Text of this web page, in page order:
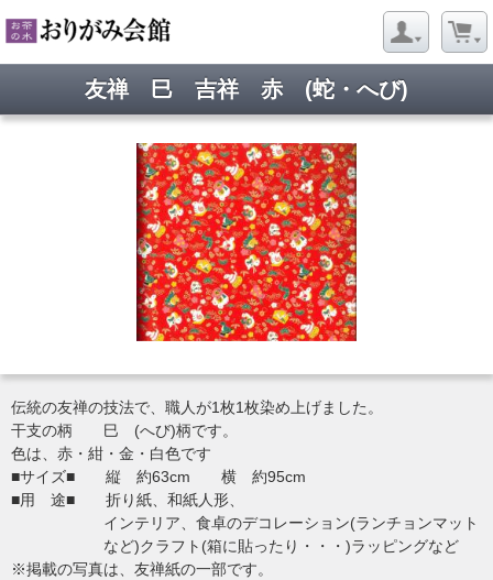
友禅 巳 吉祥 赤 (蛇・へび)
伝統の友禅の技法で、職人が1枚1枚染め上げました。
干支の柄 巳 (へび)柄です。
色は、赤・紺・金・白色です
■サイズ■ 縦 約63cm 横 約95cm
■用 途■ 折り紙、和紙人形、
インテリア、食卓のデコレーション(ランチョンマット
など)クラフト(箱に貼ったり・・・)ラッピングなど
※掲載の写真は、友禅紙の一部です。